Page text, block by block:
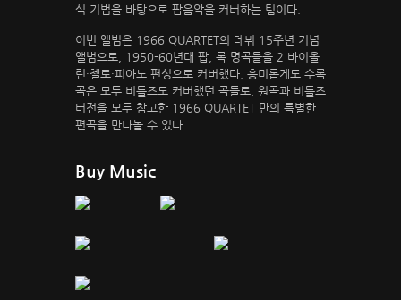
식 기법을 바탕으로 팝음악을 커버하는 팀이다.
이번 앨범은 1966 QUARTET의 데뷔 15주년 기념
앨범으로, 1950-60년대 팝, 록 명곡들을 2 바이올
린·첼로·피아노 편성으로 커버했다. 흥미롭게도 수록
곡은 모두 비틀즈도 커버했던 곡들로, 원곡과 비틀즈
버전을 모두 참고한 1966 QUARTET 만의 특별한
편곡을 만나볼 수 있다.
Buy Music